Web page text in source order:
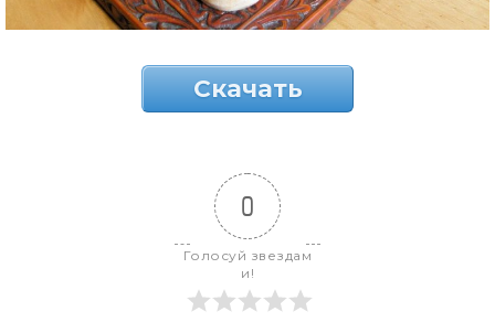
Скачать
0
Голосуй звездам
и!